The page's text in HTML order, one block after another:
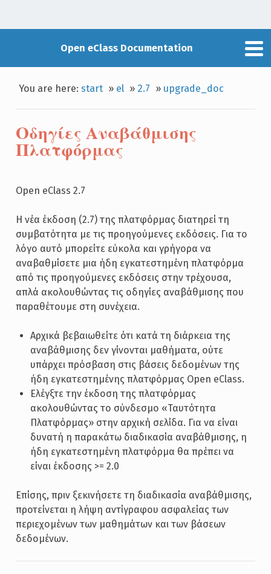
Open eClass Documentation
You are here:start » el » 2.7 » upgrade_doc
Οδηγίες Αναβάθμισης
Πλατφόρμας
Open eClass 2.7
Η νέα έκδοση (2.7) της πλατφόρμας διατηρεί τη
συμβατότητα με τις προηγούμενες εκδόσεις. Για το
λόγο αυτό μπορείτε εύκολα και γρήγορα να
αναβαθμίσετε μια ήδη εγκατεστημένη πλατφόρμα
από τις προηγούμενες εκδόσεις στην τρέχουσα,
απλά ακολουθώντας τις οδηγίες αναβάθμισης που
παραθέτουμε στη συνέχεια.
Αρχικά βεβαιωθείτε ότι κατά τη διάρκεια της
αναβάθμισης δεν γίνονται μαθήματα, ούτε
υπάρχει πρόσβαση στις βάσεις δεδομένων της
ήδη εγκατεστημένης πλατφόρμας Open eClass.
Ελέγξτε την έκδοση της πλατφόρμας
ακολουθώντας το σύνδεσμο «Ταυτότητα
Πλατφόρμας» στην αρχική σελίδα. Για να είναι
δυνατή η παρακάτω διαδικασία αναβάθμισης, η
ήδη εγκατεστημένη πλατφόρμα θα πρέπει να
είναι έκδοσης >= 2.0
Επίσης, πριν ξεκινήσετε τη διαδικασία αναβάθμισης,
προτείνεται η λήψη αντίγραφου ασφαλείας των
περιεχομένων των μαθημάτων και των βάσεων
δεδομένων.